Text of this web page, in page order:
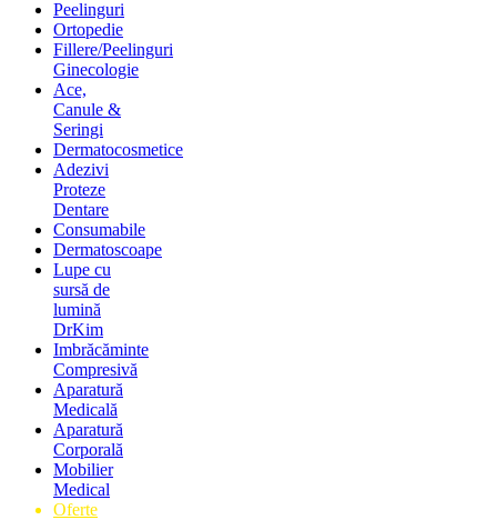
Peelinguri
Ortopedie
Fillere/Peelinguri
Ginecologie
Ace,
Canule &
Seringi
Dermatocosmetice
Adezivi
Proteze
Dentare
Consumabile
Dermatoscoape
Lupe cu
sursă de
lumină
DrKim
Imbrăcăminte
Compresivă
Aparatură
Medicală
Aparatură
Corporală
Mobilier
Medical
Oferte